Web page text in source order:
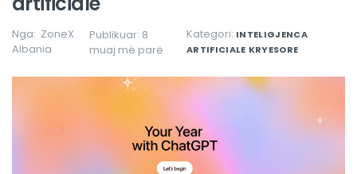
Nga: ZoneX
Albania
Publikuar: 8
muaj më parë
Kategori: INTELIGJENCA
ARTIFICIALE KRYESORE